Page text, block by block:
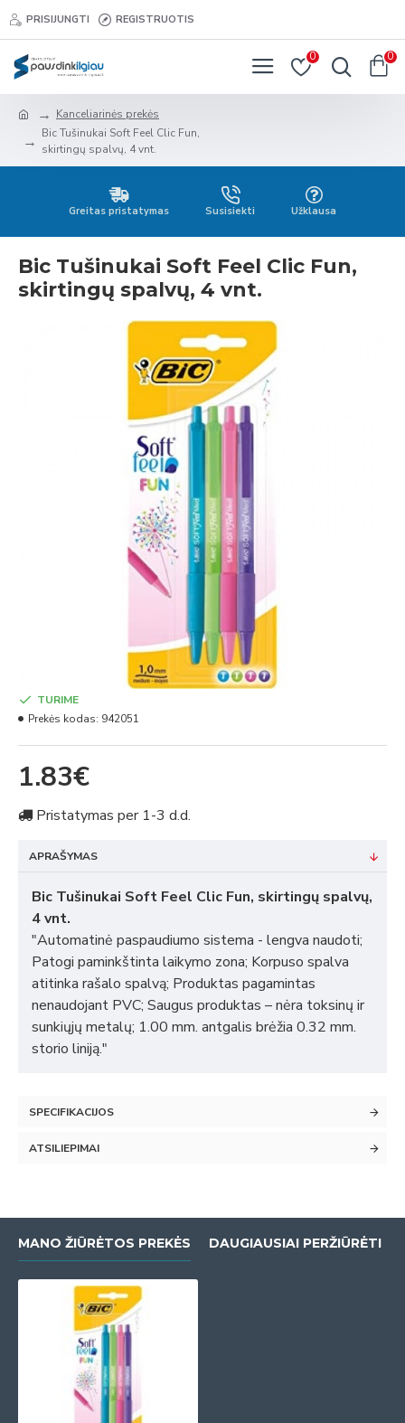
PRISIJUNGTI REGISTRUOTIS
0 0
Kanceliarinės prekės
Bic Tušinukai Soft Feel Clic Fun,
skirtingų spalvų, 4 vnt.
Greitas pristatymas Susisiekti Užklausa
Bic Tušinukai Soft Feel Clic Fun,
skirtingų spalvų, 4 vnt.
1.83€
TURIME
Prekės kodas: 942051
Pristatymas per 1-3 d.d.
APRAŠYMAS
Bic Tušinukai Soft Feel Clic Fun, skirtingų spalvų,
4 vnt.
"Automatinė paspaudiumo sistema - lengva naudoti;
Patogi paminkštinta laikymo zona; Korpuso spalva
atitinka rašalo spalvą; Produktas pagamintas
nenaudojant PVC; Saugus produktas – nėra toksinų ir
sunkiųjų metalų; 1.00 mm. antgalis brėžia 0.32 mm.
storio liniją."
SPECIFIKACIJOS
ATSILIEPIMAI
MANO ŽIŪRĖTOS PREKĖS DAUGIAUSIAI PERŽIŪRĖTI